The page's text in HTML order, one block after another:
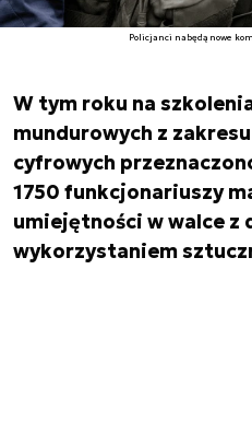
Policjanci nabędą nowe
W tym roku na
mundurowych z
cyfrowych
1750 funkcjonariuszy
umiejętności w walce z
wykorzystaniem